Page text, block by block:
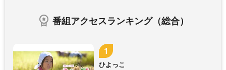
番組アクセスランキング（総合）
ひよっこ